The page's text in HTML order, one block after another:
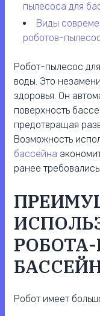
пылесоса для
виды современных автоматизированных
роботов-
Робот-пылесос
воды. Это
здоровья. Он
поверхность
предотвращая
Возможность
бассейна
ранее
Робот имеет